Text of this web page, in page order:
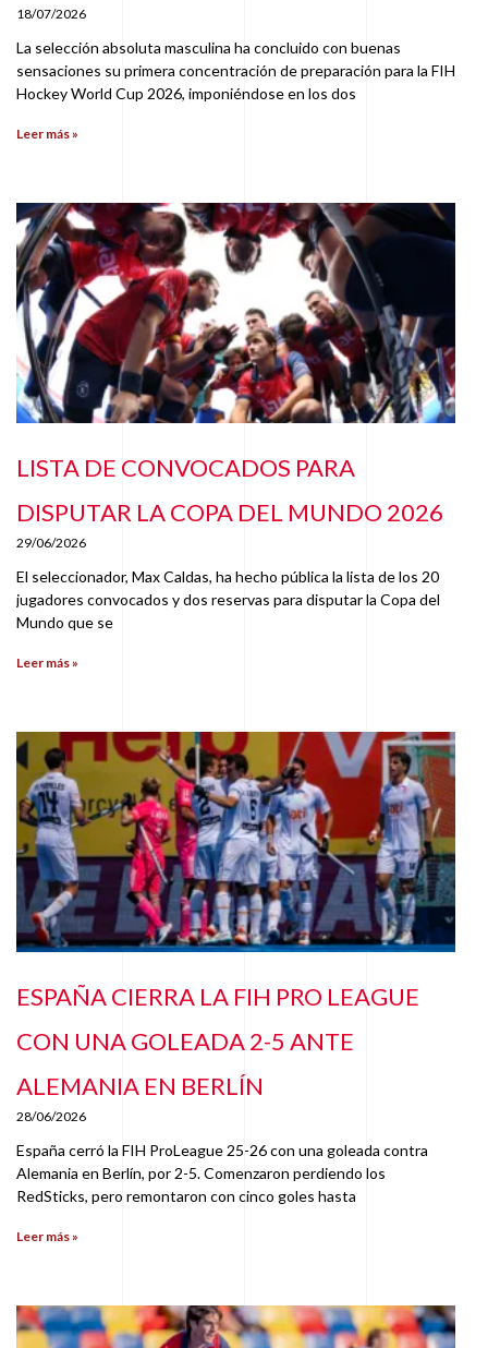
18/07/2026
La selección absoluta masculina ha concluido con buenas
sensaciones su primera concentración de preparación para la FIH
Hockey World Cup 2026, imponiéndose en los dos
Leer más »
LISTA DE CONVOCADOS PARA
DISPUTAR LA COPA DEL MUNDO 2026
29/06/2026
El seleccionador, Max Caldas, ha hecho pública la lista de los 20
jugadores convocados y dos reservas para disputar la Copa del
Mundo que se
Leer más »
ESPAÑA CIERRA LA FIH PRO LEAGUE
CON UNA GOLEADA 2-5 ANTE
ALEMANIA EN BERLÍN
28/06/2026
España cerró la FIH ProLeague 25-26 con una goleada contra
Alemania en Berlín, por 2-5. Comenzaron perdiendo los
RedSticks, pero remontaron con cinco goles hasta
Leer más »